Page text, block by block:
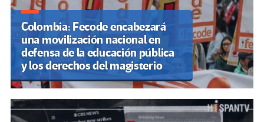
Colombia: Fecode encabezará
una movilización nacional en
defensa de la educación pública
y los derechos del magisterio